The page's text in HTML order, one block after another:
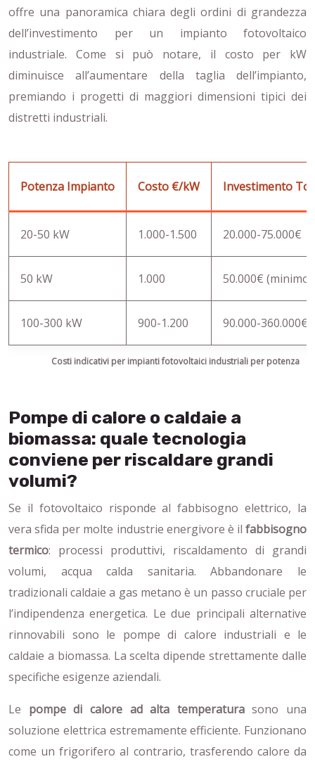
offre una panoramica chiara degli ordini di grandezza
dell’investimento per un impianto fotovoltaico
industriale. Come si può notare, il costo per kW
diminuisce all’aumentare della taglia dell’impianto,
premiando i progetti di maggiori dimensioni tipici dei
distretti industriali.
Costi indicativi per impianti fotovoltaici industriali per potenza
Potenza Impianto Costo €/kW Investimento
20-50 kW 1.000-1.500 20.000-75.000€
50 kW 1.000 50.000€ (minimo)
100-300 kW 900-1.200 90.000-360.000€
Pompe di calore o caldaie a
biomassa: quale tecnologia
conviene per riscaldare grandi
volumi?
Se il fotovoltaico risponde al fabbisogno elettrico, la
vera sfida per molte industrie energivore è il fabbisogno
termico: processi produttivi, riscaldamento di grandi
volumi, acqua calda sanitaria. Abbandonare le
tradizionali caldaie a gas metano è un passo cruciale per
l’indipendenza energetica. Le due principali alternative
rinnovabili sono le pompe di calore industriali e le
caldaie a biomassa. La scelta dipende strettamente dalle
specifiche esigenze aziendali.
Le pompe di calore ad alta temperaturasono una
soluzione elettrica estremamente efficiente. Funzionano
come un frigorifero al contrario, trasferendo calore da